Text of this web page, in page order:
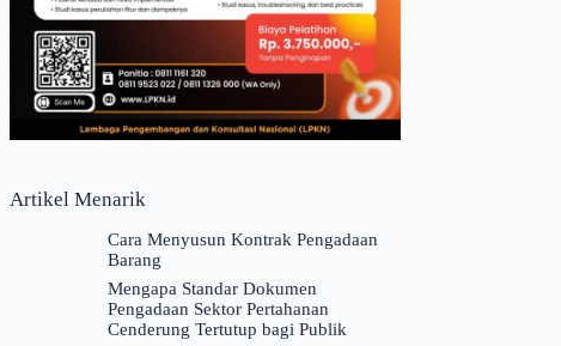
Artikel Menarik
Cara Menyusun Kontrak Pengadaan
Barang
Mengapa Standar Dokumen
Pengadaan Sektor Pertahanan
Cenderung Tertutup bagi Publik